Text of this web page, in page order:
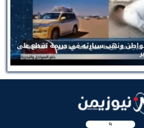
ونهب سيارته في جريمة تقطع على